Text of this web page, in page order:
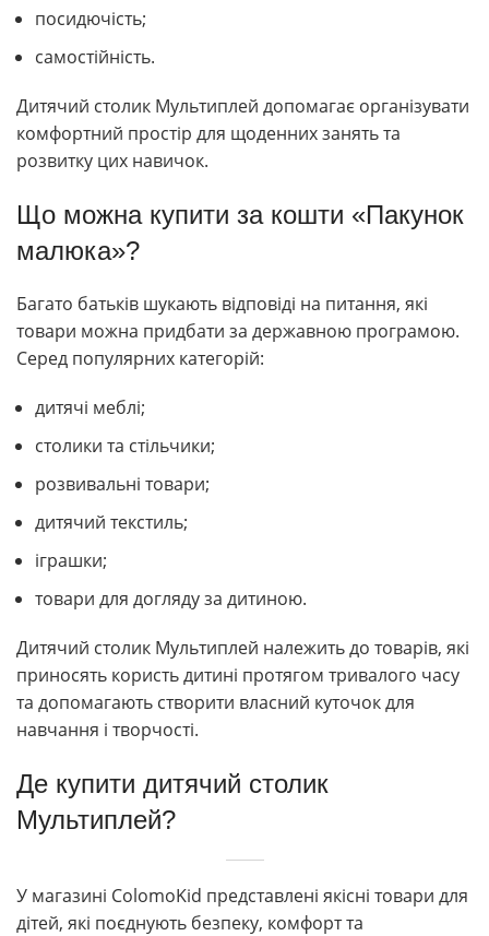
посидючість;
самостійність.
Дитячий столик Мультиплей допомагає організувати
комфортний простір для щоденних занять та
розвитку цих навичок.
Що можна купити за кошти «Пакунок
малюка»?
Багато батьків шукають відповіді на питання, які
товари можна придбати за державною програмою.
Серед популярних категорій:
дитячі меблі;
столики та стільчики;
розвивальні товари;
дитячий текстиль;
іграшки;
товари для догляду за дитиною.
Дитячий столик Мультиплей належить до товарів, які
приносять користь дитині протягом тривалого часу
та допомагають створити власний куточок для
навчання і творчості.
Де купити дитячий столик
Мультиплей?
У магазині ColomoKid представлені якісні товари для
дітей, які поєднують безпеку, комфорт та